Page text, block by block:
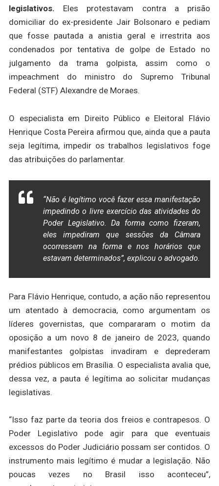
legislativos. Eles protestavam contra a prisão
domiciliar do ex-presidente Jair Bolsonaro e pediam
que fosse pautada a anistia geral e irrestrita aos
condenados por tentativa de golpe de Estado no
julgamento da trama golpista, assim como o
impeachment do ministro do Supremo Tribunal
Federal (STF) Alexandre de Moraes.
O especialista em Direito Público e Eleitoral Flávio
Henrique Costa Pereira afirmou que, ainda que a pauta
seja legítima, impedir os trabalhos legislativos foge
das atribuições do parlamentar.
“Não é legítimo você fazer essa manifestação
impedindo o livre exercício das atividades do
Poder Legislativo. Da forma como fizeram,
eles impediram que sessões da Câmara
ocorressem na forma e nos horários que
estavam determinados”, explicou o advogado.
Para Flávio Henrique, contudo, a ação não representou
um atentado à democracia, como argumentam os
líderes governistas, que compararam o motim da
oposição a um novo 8 de janeiro de 2023, quando
manifestantes golpistas invadiram e deprederam
prédios públicos em Brasília. O especialista avalia que,
dessa vez, a pauta é legítima ao solicitar mudanças
legislativas.
“Isso faz parte da teoria dos freios e contrapesos. O
Poder Legislativo pode agir para que eventuais
excessos do Poder Judiciário possam ser contidos. O
instrumento mais legítimo é mudar a legislação. Não
poucas vezes no Brasil isso aconteceu”,